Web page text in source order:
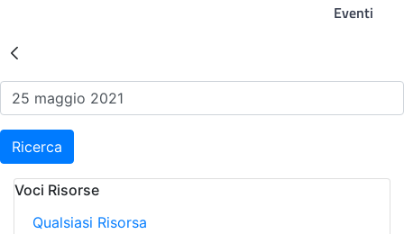
Eventi
Risultati della Ricerca -
Ricerca
Voci Risorse
Qualsiasi Risorsa